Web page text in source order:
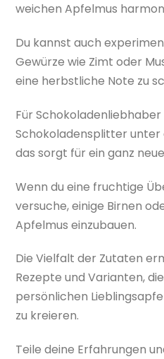
weichen Apfelmus
Du kannst auch
Gewürze wie Zimt oder
eine herbstliche Note zu
Für
Schokoladensplitter unter
das sorgt für ein ganz
Wenn du eine fruchtige
versuche, einige Birnen
Apfelmus einzubauen.
Die Vielfalt der Zutaten
Rezepte und Varianten,
persönlichen
zu kreieren.
Teile deine Erfahrungen